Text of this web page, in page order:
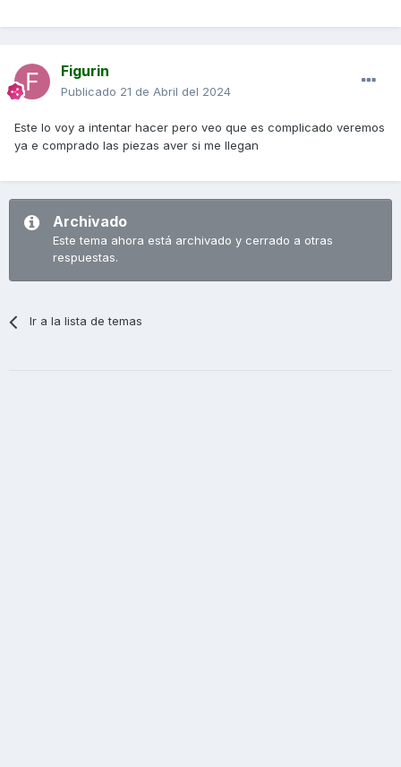
Figurin
Publicado 21 de Abril del 2024
Este lo voy a intentar hacer pero veo que es complicado veremos
ya e comprado las piezas aver si me llegan
Archivado
Este tema ahora está archivado y cerrado a otras
respuestas.
Ir a la lista de temas